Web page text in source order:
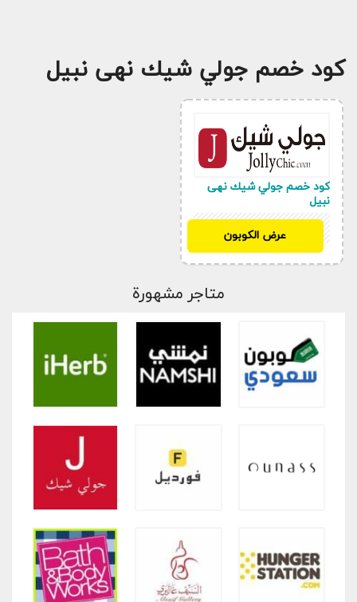
كود خصم جولي شيك نهى نبيل
كود خصم جولي شيك نهى
نبيل
JLC396عرض الكوبون
متاجر مشهورة